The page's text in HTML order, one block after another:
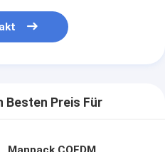
Besten Preis Für